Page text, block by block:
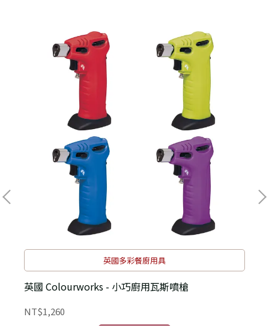
英國多彩餐廚用具
英國 Colourworks - 小巧廚用瓦斯噴槍
NT$1,260